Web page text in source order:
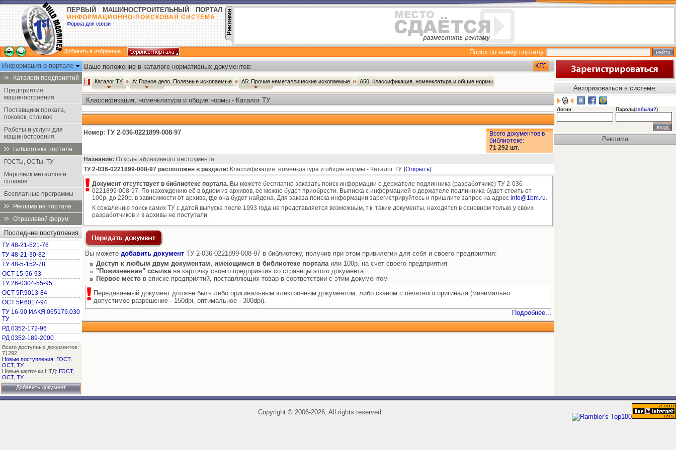
ПЕРВЫЙ МАШИНОСТРОИТЕЛЬНЫЙ ПОРТАЛ
ИНФОРМАЦИОННО-ПОИСКОВАЯ СИСТЕМА
Форма для связи
Добавить в избранное
Поиск по всему порталу
Информация о портале
Каталоги предприятий
Предприятия
машиностроения
Поставщики проката,
поковок, отливок
Работы и услуги для
машиностроения
Библиотека портала
ГОСТы, ОСТы, ТУ
Марочник металлов и
сплавов
Бесплатные программы
Реклама на портале
Отраслевой форум
Последние поступления
ТУ 48-21-521-76
ТУ 48-21-30-82
ТУ 48-5-152-78
ОСТ 15-56-93
ТУ 26-0304-55-95
ОСТ 5Р.9013-84
ОСТ 5Р.6017-94
ТУ 16-90 ИАКЯ.065179.030
ТУ
РД 0352-172-96
РД 0352-189-2000
Всего доступных документов:
71292
Новые поступления: ГОСТ,
ОСТ, ТУ
Новые карточки НТД: ГОСТ,
ОСТ, ТУ
Добавить документ
Ваше положение в каталоге нормативных документов: КГС
Каталог ТУ А: Горное дело. Полезные ископаемые А5: Прочие неметаллические ископаемые А50: Классификация, номенклатура и общие нормы
Классификация, номенклатура и общие нормы - Каталог ТУ
Номер: ТУ 2-036-0221899-008-97
Всего документов в
библиотеке:
71 292 шт.
Название: Отходы абразивного инструмента.
ТУ 2-036-0221899-008-97 расположен в разделе: Классификация, номенклатура и общие нормы - Каталог ТУ. [Открыть]
Документ отсутствует в библиотеке портала. Вы можете бесплатно заказать поиск информации о держателе подлинника (разработчике) ТУ 2-036-
0221899-008-97. По нахождению её в одном из архивов, ее можно будет приобрести. Выписка с информацией о держателе подлинника будет стоить от
100р. до 220р. в зависимости от архива, где она будет найдена. Для заказа поиска информации зарегистрируйтесь и пришлите запрос на адрес info@1bm.ru.
К сожалению поиск самих ТУ с датой выпуска после 1993 года не представляется возможным, т.к. такие документы, находятся в основном только у своих
разработчиков и в архивы не поступали.
Вы можете добавить документ ТУ 2-036-0221899-008-97 в библиотеку, получив при этом привилегии для себя и своего предприятия:
Доступ к любым двум документам, имеющимся в библиотеке порталаили 100р. на счет своего предприятия
"Пожизненная" ссылкана карточку своего предприятия со страницы этого документа
Первое место в списке предприятий, поставляющих товар в соответствии с этим документом
Передаваемый документ должен быть либо оригинальным электронным документом, либо сканом с печатного оригинала (минимально
допустимое разрешение - 150dpi, оптимальное - 300dpi).
Подробнее...
Авторизоваться в системе:
Логин Пароль(забыли?)
Реклама
Copyright ©2006-2026, All rights reserved.